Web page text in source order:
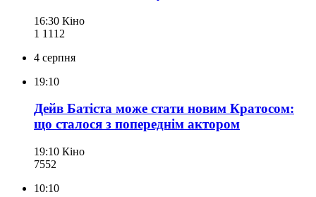
16:30 Кіно
1 111 2
4 серпня
19:10
Дейв Батіста може стати новим Кратосом:
що сталося з попереднім актором
19:10 Кіно
7552
10:10